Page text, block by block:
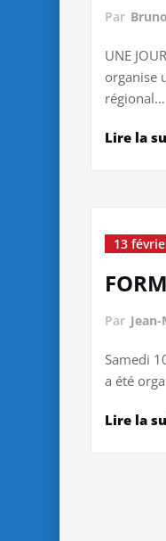
Par
UNE
organise
régional…
Lire la
13
Par
Samedi
a été
Lire la